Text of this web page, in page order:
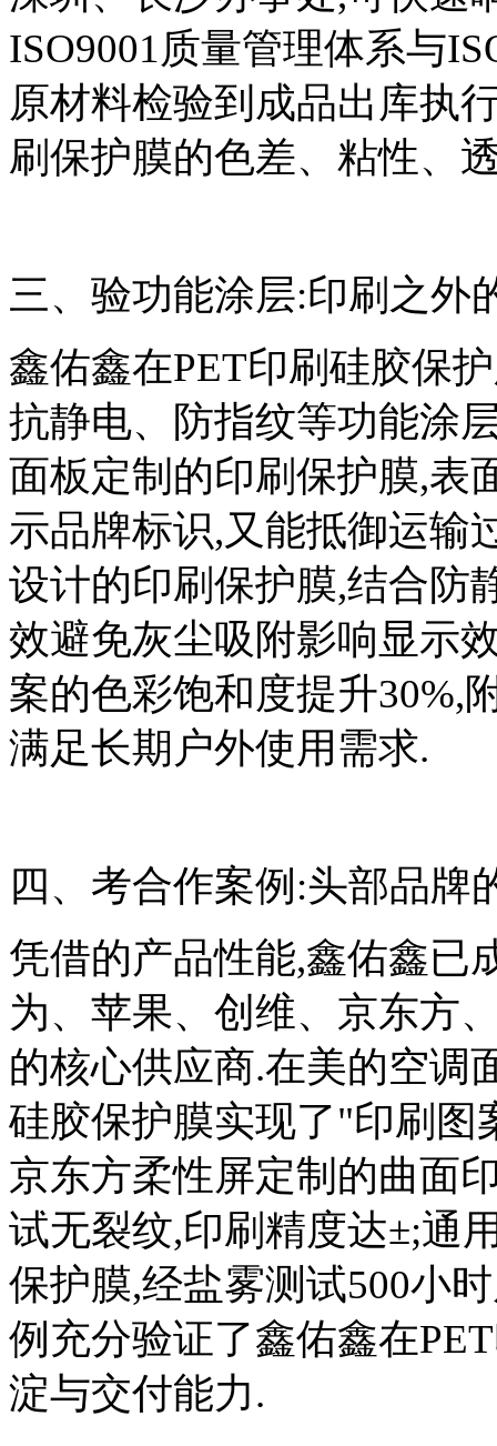
ISO9001质量管理体系与
原材料检验到成品出库执
刷保护膜的色差、粘性、
三、验功能涂层:印刷之外
鑫佑鑫在PET印刷硅胶保
抗静电、防指纹等功能涂
面板定制的印刷保护膜,表
示品牌标识,又能抵御运输
设计的印刷保护膜,结合防
效避免灰尘吸附影响显示
案的色彩饱和度提升30%,
满足长期户外使用需求.
四、考合作案例:头部品牌
凭借的产品性能,鑫佑鑫已
为、苹果、创维、京东方
的核心供应商.在美的空调
硅胶保护膜实现了"印刷图
京东方柔性屏定制的曲面
试无裂纹,印刷精度达±;通
保护膜,经盐雾测试500小
例充分验证了鑫佑鑫在
淀与交付能力.